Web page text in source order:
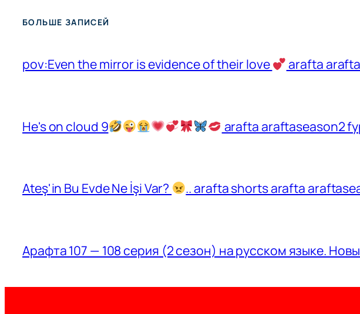
БОЛЬШЕ ЗАПИСЕЙ
pov:Even the mirror is evidence of their love arafta
He's on cloud 9 arafta araftaseason2
Ateş'in Bu Evde Ne İşi Var? .. arafta shorts arafta
Арафта 107 — 108 серия (2 сезон) на русском языке.